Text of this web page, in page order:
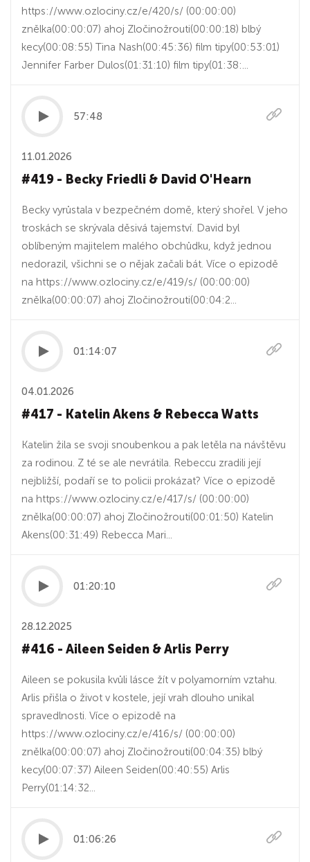
https://www.ozlociny.cz/e/420/s/ (00:00:00)
znělka(00:00:07) ahoj Zločinožrouti(00:00:18) blbý
kecy(00:08:55) Tina Nash(00:45:36) film tipy(00:53:01)
Jennifer Farber Dulos(01:31:10) film tipy(01:38:...
57:48
11.01.2026
#419 - Becky Friedli & David O'Hearn
Becky vyrůstala v bezpečném domě, který shořel. V jeho
troskách se skrývala děsivá tajemství. David byl
oblíbeným majitelem malého obchůdku, když jednou
nedorazil, všichni se o nějak začali bát. Více o epizodě
na https://www.ozlociny.cz/e/419/s/ (00:00:00)
znělka(00:00:07) ahoj Zločinožrouti(00:04:2...
01:14:07
04.01.2026
#417 - Katelin Akens & Rebecca Watts
Katelin žila se svoji snoubenkou a pak letěla na návštěvu
za rodinou. Z té se ale nevrátila. Rebeccu zradili její
nejbližší, podaří se to policii prokázat? Více o epizodě
na https://www.ozlociny.cz/e/417/s/ (00:00:00)
znělka(00:00:07) ahoj Zločinožrouti(00:01:50) Katelin
Akens(00:31:49) Rebecca Mari...
01:20:10
28.12.2025
#416 - Aileen Seiden & Arlis Perry
Aileen se pokusila kvůli lásce žít v polyamorním vztahu.
Arlis přišla o život v kostele, její vrah dlouho unikal
spravedlnosti. Více o epizodě na
https://www.ozlociny.cz/e/416/s/ (00:00:00)
znělka(00:00:07) ahoj Zločinožrouti(00:04:35) blbý
kecy(00:07:37) Aileen Seiden(00:40:55) Arlis
Perry(01:14:32...
01:06:26